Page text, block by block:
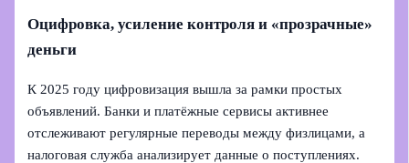
Оцифровка, усиление контроля и «прозрачные»
деньги
К 2025 году цифровизация вышла за рамки простых
объявлений. Банки и платёжные сервисы активнее
отслеживают регулярные переводы между физлицами, а
налоговая служба анализирует данные о поступлениях.